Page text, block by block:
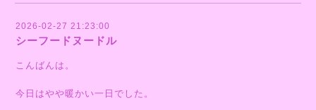
2026-02-27 21:23:00
シーフードヌードル
こんばんは。
今日はやや暖かい一日でした。